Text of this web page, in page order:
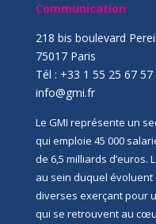
Communication
218 bis boulevard
75017 Paris
Tél : +33 1 55 25 67 57
info@gmi.fr
Le GMI représente un
qui emploie 45 000
de 6,5 milliards
au sein duquel
diverses exerçant pour
qui se retrouvent au